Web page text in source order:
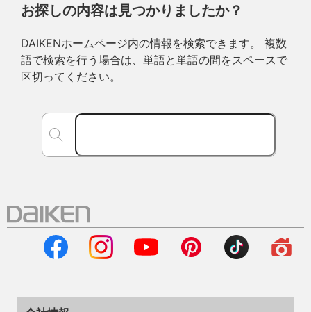
お探しの内容は見つかりましたか？
DAIKENホームページ内の情報を検索できます。 複数
語で検索を行う場合は、単語と単語の間をスペースで
区切ってください。